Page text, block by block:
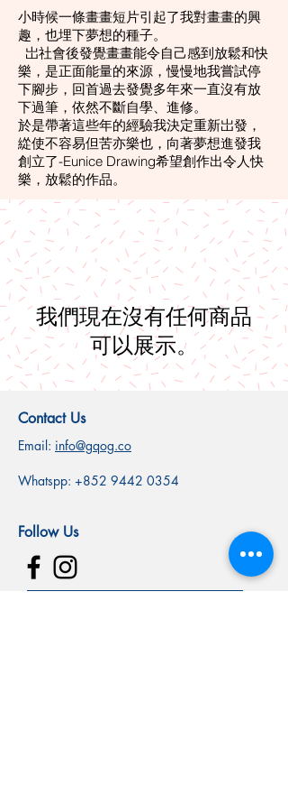
小時候一條畫畫短片引起了我對畫畫的興
趣，也埋下夢想的種子。
岀社會後發覺畫畫能令自己感到放鬆和快
樂，是正面能量的來源，慢慢地我嘗試停
下腳步，回首過去發覺多年來一直沒有放
下過筆，依然不斷自學、進修。
於是帶著這些年的經驗我決定重新岀發，
緃使不容易但苦亦樂也，向著夢想進發我
創立了-Eunice Drawing希望創作出令人快
樂，放鬆的作品。
我們現在沒有任何商品
可以展示。
Contact Us
Email: info@gqog.co
Whatspp: +852 9442 0354
Follow Us